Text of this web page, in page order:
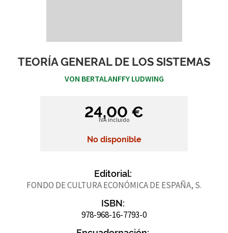
TEORÍA GENERAL DE LOS SISTEMAS
VON BERTALANFFY LUDWING
24,00 €
IVA incluido
No disponible
Editorial:
FONDO DE CULTURA ECONÓMICA DE ESPAÑA, S.
ISBN:
978-968-16-7793-0